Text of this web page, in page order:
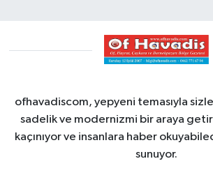
ofhavadiscom, yepyeni temasıyla
sadelik ve modernizmi bir araya
kaçınıyor ve insanlara haber
sunuyor.